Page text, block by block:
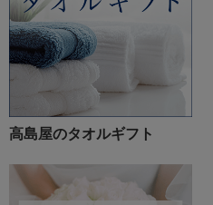
高島屋のタオルギフト